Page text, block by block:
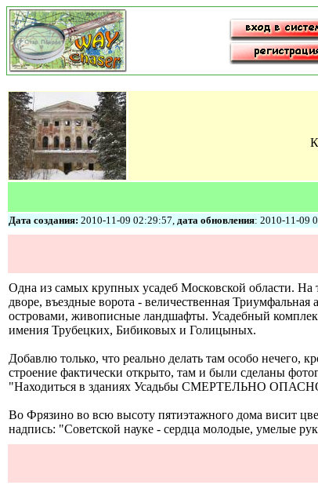
Дата создания: 2010-11-09 02:29:57, дата обновления: 2010-11-09
Одна из самых крупных усадеб Московской области.
дворе, въездные ворота - величественная
островами, живописные ландшафты. Усадебный
имения Трубецких, Бибиковых и Голицыных.
Добавлю только, что реально делать там особо нечего,
строение фактически открыто, там и были сделаны
"Находиться в зданиях Усадьбы СМЕРТЕЛЬНО
Во Фрязино во всю высоту пятиэтажного дома висит
надпись: "Советской науке - сердца молодые, умелые